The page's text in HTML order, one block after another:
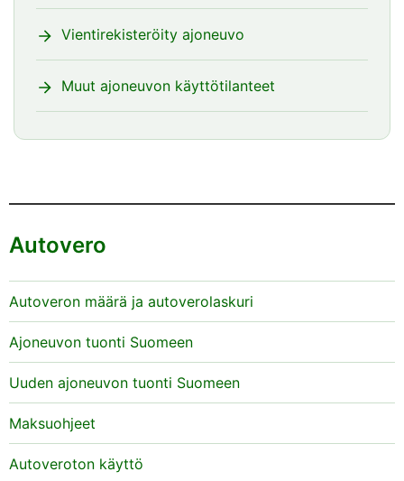
Vientirekisteröity ajoneuvo
Muut ajoneuvon käyttötilanteet
Autovero
Autoveron määrä ja autoverolaskuri
Ajoneuvon tuonti Suomeen
Uuden ajoneuvon tuonti Suomeen
Maksuohjeet
Autoveroton käyttö